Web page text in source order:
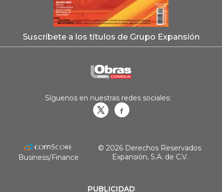
Suscríbete a los títulos de Grupo Expansión
PUBLICIDAD
Síguenos en nuestras redes sociales:
Business/Finance
© 2026 Derechos Reservados
Expansión, S.A. de C.V.